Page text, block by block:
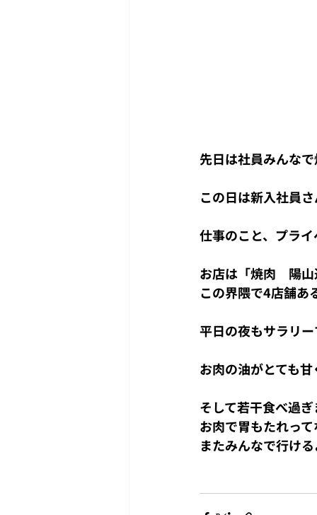
先日は社員みんな
この日は新入社員
仕事のこと、プラ
お店は「焼肉　陽
この界隈で4店舗あ
平日の夜もサラリ
お肉の油がとても
そして若干食べ過
お肉で胃もたれっ
またみんなで行け